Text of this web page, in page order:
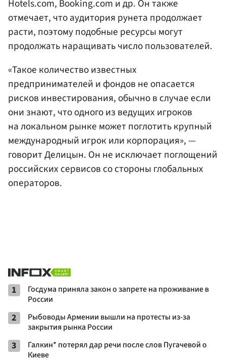
Hotels.com, Booking.com и др. Он также
отмечает, что аудитория рунета продолжает
расти, поэтому подобные ресурсы могут
продолжать наращивать число пользователей.
«Такое количество известных
предпринимателей и фондов не опасается
рисков инвестирования, обычно в случае если
они знают, что одного из ведущих игроков
на локальном рынке может поглотить крупный
международный игрок или корпорация», —
говорит Делицын. Он не исключает поглощений
российских сервисов со стороны глобальных
операторов.
1
Госдума приняла закон о запрете на проживание в
России
2
Рыбоводы Армении вышли на протесты из-за
закрытия рынка России
3
Галкин* потерял дар речи после слов Пугачевой о
Киеве